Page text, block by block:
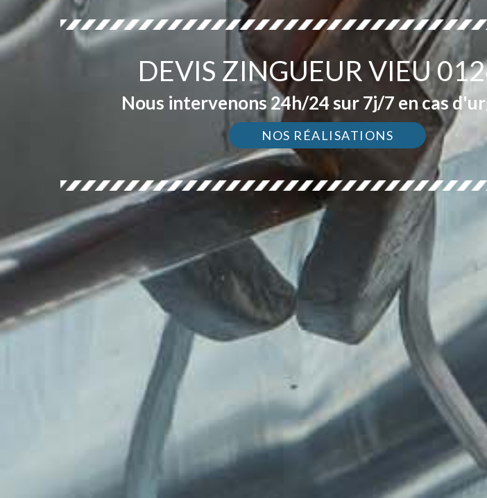
DEVIS ZINGUEUR VIEU
Nous intervenons 24h/24 sur 7j/7 en cas
NOS RÉALISATIONS